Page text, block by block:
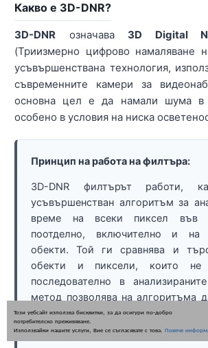
Този уебсайт използва бисквитки, за да осигури по-добро
потребителско преживяване.
Използвайки нашите услуги, Вие се съгласявате с това. Повече
Какво е 3D-DNR?
3D-DNR означава 3D Digital
(Триизмерно цифрово намаляване
усъвършенствана технология,
съвременните камери за
основна цел е да намали шума в
особено в условия на ниска
Принцип на работа на филтъра:
3D-DNR филтърът работи,
усъвършенстван алгоритъм за
време на всеки пиксел във
поотделно, включително и
обекти. Той ги сравнява и
обекти и пиксели, които не
последователно в
метод позволява на алгоритъма
изолира пиксели,
премахва от изображението.